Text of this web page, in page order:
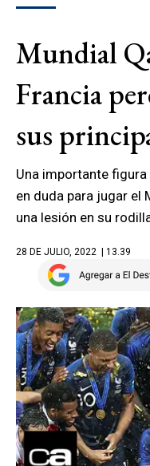
Mundial
Francia
sus
Una importante
en duda para jugar el
una lesión en su
28 DE JULIO, 2022 | 13.39